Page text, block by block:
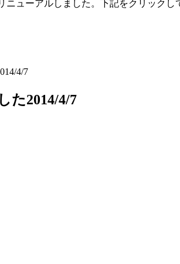
ューアルしました。下記をクリックし
4/7
た2014/4/7